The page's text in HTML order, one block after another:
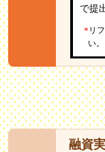
で提
* リ
い。
融資